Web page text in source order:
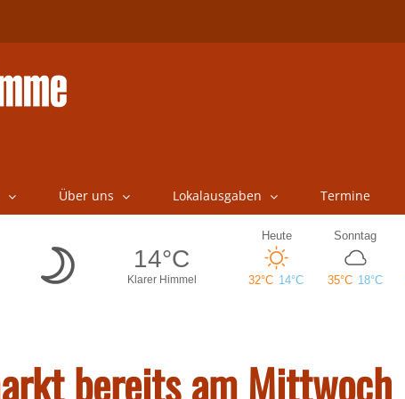
Über uns Lokalausgaben Termine
bereits am Mittwoch